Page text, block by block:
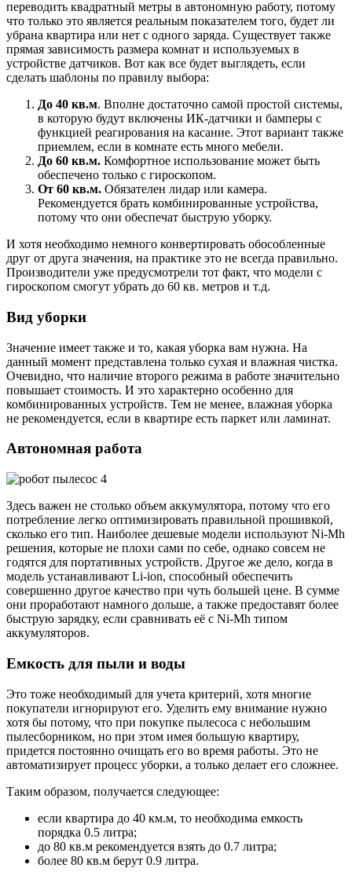
переводить квадратный метры в автономную работу, потому
что только это является реальным показателем того, будет ли
убрана квартира или нет с одного заряда. Существует также
прямая зависимость размера комнат и используемых в
устройстве датчиков. Вот как все будет выглядеть, если
сделать шаблоны по правилу выбора:
До 40 кв.м. Вполне достаточно самой простой системы,
в которую будут включены ИК-датчики и бамперы с
функцией реагирования на касание. Этот вариант также
приемлем, если в комнате есть много мебели.
До 60 кв.м. Комфортное использование может быть
обеспечено только с гироскопом.
От 60 кв.м. Обязателен лидар или камера.
Рекомендуется брать комбинированные устройства,
потому что они обеспечат быструю уборку.
И хотя необходимо немного конвертировать обособленные
друг от друга значения, на практике это не всегда правильно.
Производители уже предусмотрели тот факт, что модели с
гироскопом смогут убрать до 60 кв. метров и т.д.
Вид уборки
Значение имеет также и то, какая уборка вам нужна. На
данный момент представлена только сухая и влажная чистка.
Очевидно, что наличие второго режима в работе значительно
повышает стоимость. И это характерно особенно для
комбинированных устройств. Тем не менее, влажная уборка
не рекомендуется, если в квартире есть паркет или ламинат.
Автономная работа
Здесь важен не столько объем аккумулятора, потому что его
потребление легко оптимизировать правильной прошивкой,
сколько его тип. Наиболее дешевые модели используют Ni-Mh
решения, которые не плохи сами по себе, однако совсем не
годятся для портативных устройств. Другое же дело, когда в
модель устанавливают Li-ion, способный обеспечить
совершенно другое качество при чуть большей цене. В сумме
они проработают намного дольше, а также предоставят более
быструю зарядку, если сравнивать её с Ni-Mh типом
аккумуляторов.
Емкость для пыли и воды
Это тоже необходимый для учета критерий, хотя многие
покупатели игнорируют его. Уделить ему внимание нужно
хотя бы потому, что при покупке пылесоса с небольшим
пылесборником, но при этом имея большую квартиру,
придется постоянно очищать его во время работы. Это не
автоматизирует процесс уборки, а только делает его сложнее.
Таким образом, получается следующее:
если квартира до 40 км.м, то необходима емкость
порядка 0.5 литра;
до 80 кв.м рекомендуется взять до 0.7 литра;
более 80 кв.м берут 0.9 литра.